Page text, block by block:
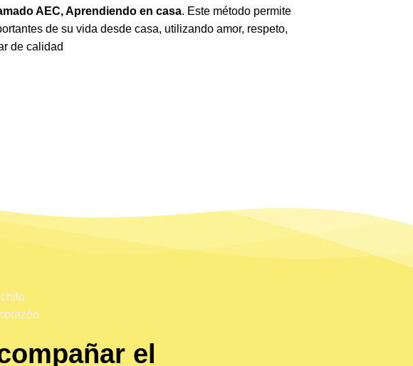
AEC, Aprendiendo en casa. Este método permite
de su vida desde casa, utilizando amor, respeto,
de calidad
el